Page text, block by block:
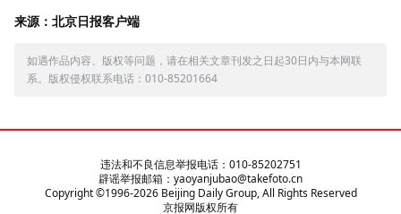
来源：北京日报客户端
如遇作品内容、版权等问题，请在相关文章刊发之日起30日内与本网联
系。版权侵权联系电话：010-85201664
违法和不良信息举报电话：010-85202751
辟谣举报邮箱：yaoyanjubao@takefoto.cn
Copyright ©1996-2026Beijing Daily Group, All Rights Reserved
京报网版权所有